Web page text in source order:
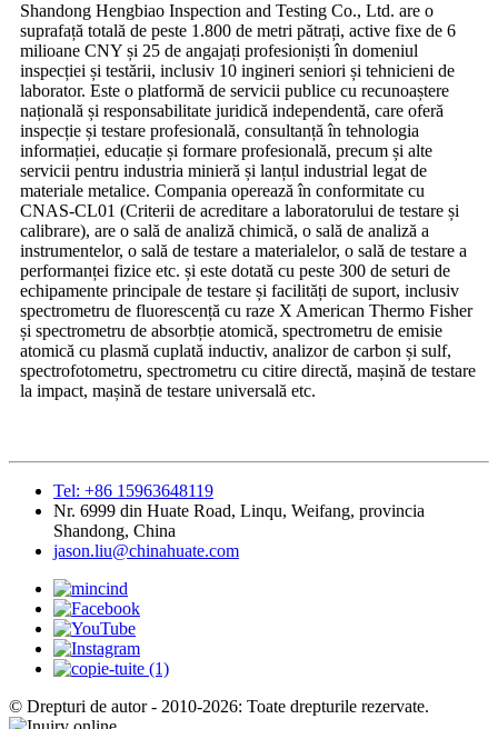
Shandong Hengbiao Inspection and Testing Co., Ltd. are o
suprafață totală de peste 1.800 de metri pătrați, active fixe de 6
milioane CNY și 25 de angajați profesioniști în domeniul
inspecției și testării, inclusiv 10 ingineri seniori și tehnicieni de
laborator. Este o platformă de servicii publice cu recunoaștere
națională și responsabilitate juridică independentă, care oferă
inspecție și testare profesională, consultanță în tehnologia
informației, educație și formare profesională, precum și alte
servicii pentru industria minieră și lanțul industrial legat de
materiale metalice. Compania operează în conformitate cu
CNAS-CL01 (Criterii de acreditare a laboratorului de testare și
calibrare), are o sală de analiză chimică, o sală de analiză a
instrumentelor, o sală de testare a materialelor, o sală de testare a
performanței fizice etc. și este dotată cu peste 300 de seturi de
echipamente principale de testare și facilități de suport, inclusiv
spectrometru de fluorescență cu raze X American Thermo Fisher
și spectrometru de absorbție atomică, spectrometru de emisie
atomică cu plasmă cuplată inductiv, analizor de carbon și sulf,
spectrofotometru, spectrometru cu citire directă, mașină de testare
la impact, mașină de testare universală etc.
Tel: +86 15963648119
Nr. 6999 din Huate Road, Linqu, Weifang, provincia
Shandong, China
jason.liu@chinahuate.com
© Drepturi de autor - 2010-2026: Toate drepturile rezervate.